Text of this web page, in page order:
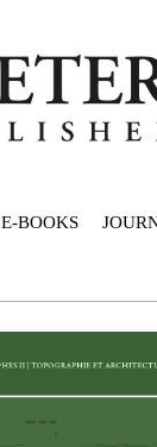
E-BOOKS